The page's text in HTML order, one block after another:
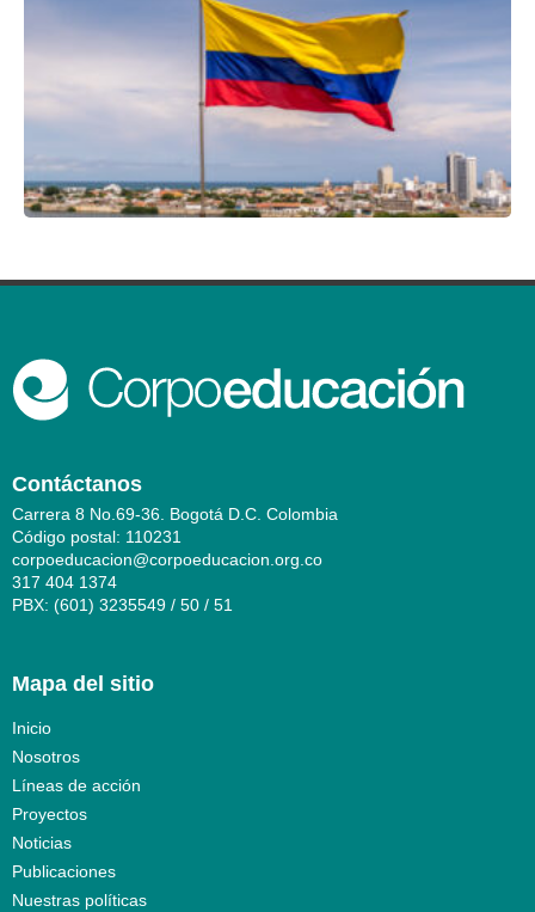
Contáctanos
Carrera 8 No.69-36. Bogotá D.C. Colombia
Código postal: 110231
corpoeducacion@corpoeducacion.org.co
317 404 1374
PBX: (601) 3235549 / 50 / 51
Mapa del sitio
Inicio
Nosotros
Líneas de acción
Proyectos
Noticias
Publicaciones
Nuestras políticas